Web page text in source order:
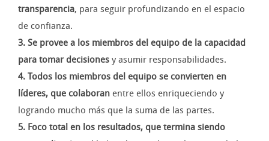
transparencia, para seguir profundizando en el espacio
de confianza.
3. Se provee a los miembros del equipo de la capacidad
para tomar decisiones y asumir responsabilidades.
4. Todos los miembros del equipo se convierten en
líderes, que colaboran entre ellos enriqueciendo y
logrando mucho más que la suma de las partes.
5. Foco total en los resultados, que termina siendo